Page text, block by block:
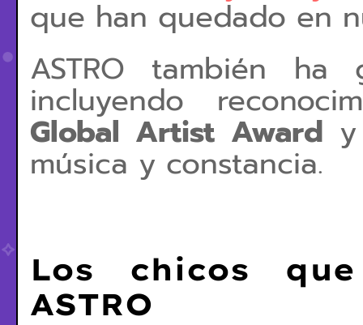
que han quedado en
ASTRO también ha
incluyendo
Global Artist Award
música y constancia.
Los chicos
ASTRO